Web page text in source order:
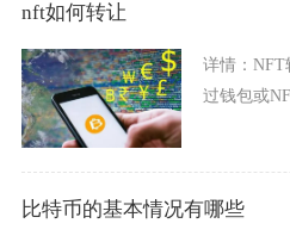
nft如何转让
详情： NFT
过钱包或
比特币的基本情况有哪些